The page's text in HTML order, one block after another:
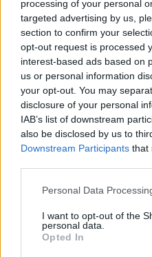
processing of your personal
targeted advertising by us,
section to confirm your
opt-out request is processed
interest-based ads based on
us or personal information
your opt-out. You may
disclosure of your personal
IAB’s list of downstream
also be disclosed by us to
Downstream Participants that
Personal Data
I want to opt-out of the
personal data.
Opted In